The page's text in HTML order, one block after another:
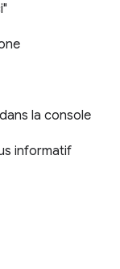
la console
informatif